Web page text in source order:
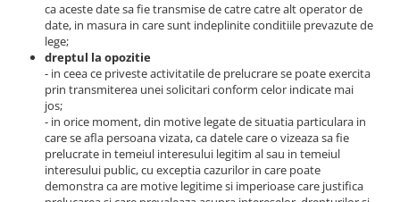
ca aceste date sa fie transmise de catre catre alt operator de
date, in masura in care sunt indeplinite conditiile prevazute de
lege;
dreptul la opozitie
- in ceea ce priveste activitatile de prelucrare se poate exercita
prin transmiterea unei solicitari conform celor indicate mai
jos;
- in orice moment, din motive legate de situatia particulara in
care se afla persoana vizata, ca datele care o vizeaza sa fie
prelucrate in temeiul interesului legitim al sau in temeiul
interesului public, cu exceptia cazurilor in care poate
demonstra ca are motive legitime si imperioase care justifica